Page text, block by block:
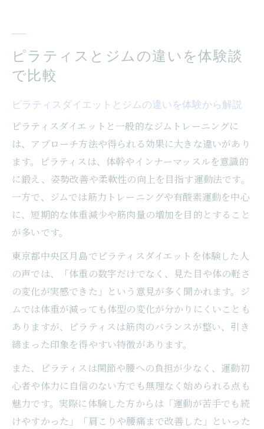
ピラティスとジムの違いを体験談
で比較
ピラティスダイエットとジムの違いを体験から解説
ピラティスダイエットと一般的なジムトレーニングに
は、アプローチ方法や得られる効果に大きな違いがあり
ます。ピラティスは、体幹やインナーマッスルを意識的
に鍛え、姿勢改善や柔軟性の向上を目指す運動法です。
一方で、ジムでは筋力トレーニングや有酸素運動を中心
に、短期的な体重減少や筋肉量の増加を目的とすること
が多いです。
東京都中央区月島でピラティスダイエットを体験した人
の声では、「体重の数字だけでなく、見た目や体の軽さ
の変化が実感できた」という意見が多く聞かれます。ジ
ムでは体重が減っても体型の変化が分かりにくいことも
ありますが、ピラティスは筋肉のバランスが整い、引き
締まった印象を得やすい特徴があります。
また、ピラティスは関節や腰への負担が少なく、運動初
心者や体力に自信のない方でも無理なく始められる点も
魅力です。実際に体験した方からは「運動が苦手でも続
けやすかった」「肩こりや腰痛まで改善した」といった